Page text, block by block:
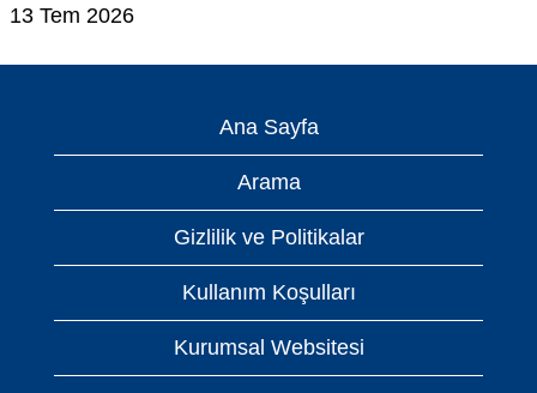
13 Tem 2026
Ana Sayfa
Arama
Gizlilik ve Politikalar
Kullanım Koşulları
Kurumsal Websitesi